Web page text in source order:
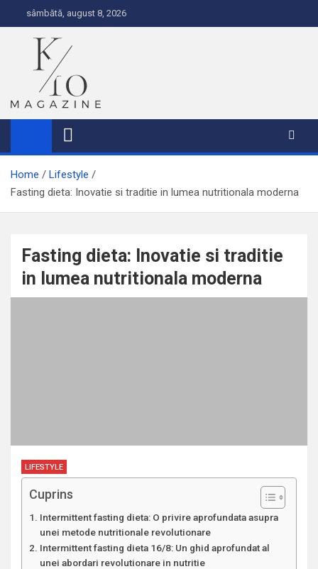
k
n
sâmbătă, august 8, 2026
K10
Home
Lifestyle
Fasting dieta: Inovatie si traditie in lumea nutritionala moderna
Fasting dieta: Inovatie si traditie
in lumea nutritionala moderna
LIFESTYLE
Cuprins
Intermittent fasting dieta: O privire aprofundata asupra
unei metode nutritionale revolutionare
Intermittent fasting dieta 16/8: Un ghid aprofundat al
unei abordari revolutionare in nutritie